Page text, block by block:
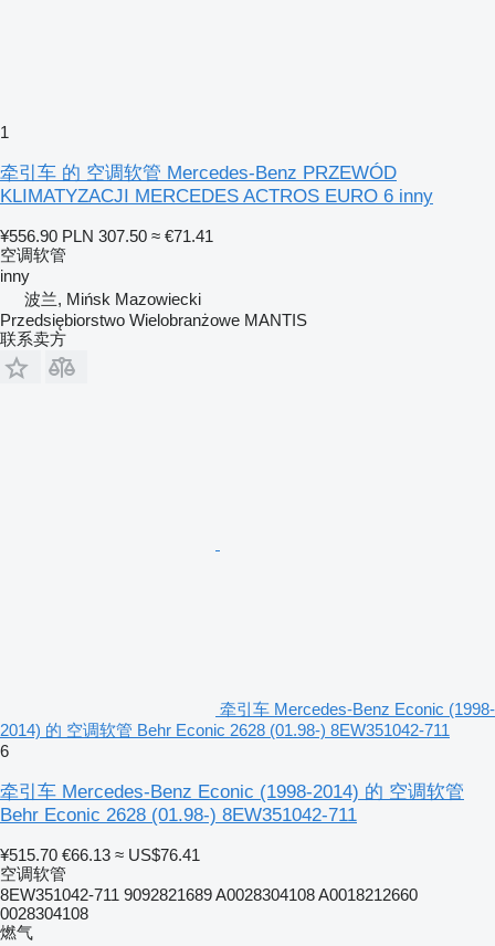
1
牵引车 的 空调软管 Mercedes-Benz PRZEWÓD
KLIMATYZACJI MERCEDES ACTROS EURO 6 inny
¥556.90 PLN 307.50 ≈ €71.41
空调软管
inny
波兰, Mińsk Mazowiecki
Przedsiębiorstwo Wielobranżowe MANTIS
联系卖方
牵引车 Mercedes-Benz Econic (1998-
2014) 的 空调软管 Behr Econic 2628 (01.98-) 8EW351042-711
6
牵引车 Mercedes-Benz Econic (1998-2014) 的 空调软管
Behr Econic 2628 (01.98-) 8EW351042-711
¥515.70 €66.13 ≈ US$76.41
空调软管
8EW351042-711 9092821689 A0028304108 A0018212660
0028304108
燃气